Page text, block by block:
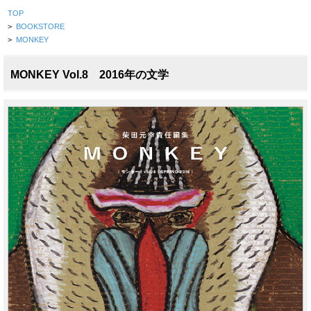
TOP
> BOOKSTORE
> MONKEY
MONKEY Vol.8 2016年の文学